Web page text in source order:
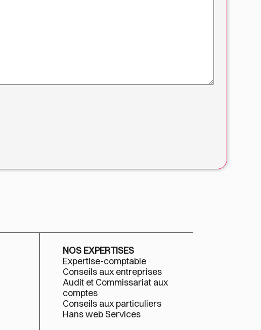
NOS EXPERTISES
Expertise-comptable
Conseils aux entreprises
Audit et Commissariat aux
comptes
Conseils aux particuliers
Hans web Services